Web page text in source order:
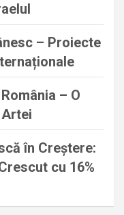
– Proiecte
– O
în Creștere:
cu 16%